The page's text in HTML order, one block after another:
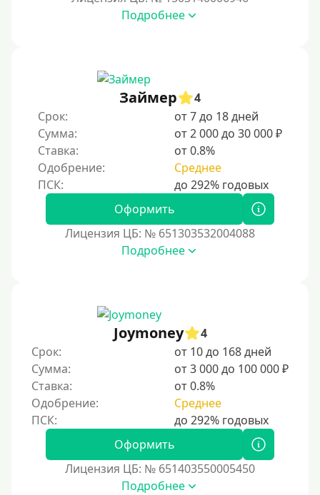
По водительскому удостоверению
Без СНИЛСа
По паспорту
Без паспорта
По фото
Без подтверждения дохода
Без справок и поручителей
Под 1 %
С пролонгацией (продлением)
Под высокий процент
Без комиссии
В рассрочку
С ежемесячным платежом
Подробнее
Займер
4
Срок:
от 7 до 18 дней
Сумма:
от 2 000 до 30 000 ₽
Ставка:
от 0.8%
Одобрение:
Среднее
Оформить
Лицензия ЦБ: № 651303532004088
Подробнее
Joymoney
4
Срок:
от 10 до 168 дней
Сумма:
от 3 000 до 100 000 ₽
Ставка:
от 0.8%
Одобрение:
Среднее
Оформить
Лицензия ЦБ: № 651403550005450
Подробнее